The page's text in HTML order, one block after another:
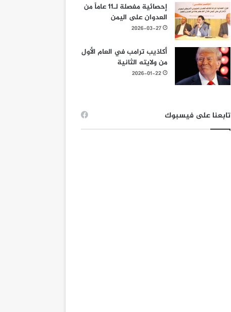
إحصائية مفصلة لـ11 عاماً من
العدوان على اليمن
2026-03-27
أكاذيب ترامب في العام الأول
من ولايته الثانية
2026-01-22
تابعنا على فيسبوك